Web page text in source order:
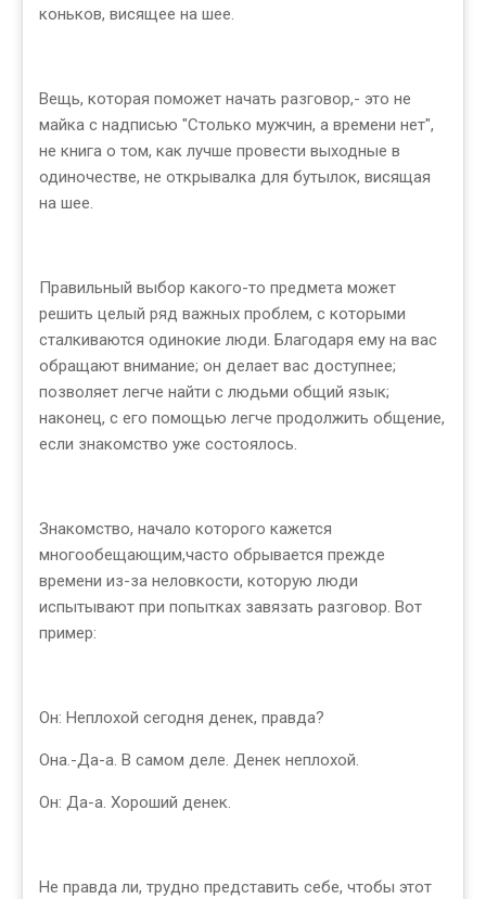
коньков, висящее на шее.
Вещь, которая поможет начать разговор,- это не
майка с надписью "Столько мужчин, а времени нет",
не книга о том, как лучше провести выходные в
одиночестве, не открывалка для бутылок, висящая
на шее.
Правильный выбор какого-то предмета может
решить целый ряд важных проблем, с которыми
сталкиваются одинокие люди. Благодаря ему на вас
обращают внимание; он делает вас доступнее;
позволяет легче найти с людьми общий язык;
наконец, с его помощью легче продолжить общение,
если знакомство уже состоялось.
Знакомство, начало которого кажется
многообещающим,часто обрывается прежде
времени из-за неловкости, которую люди
испытывают при попытках завязать разговор. Вот
пример:
Он: Неплохой сегодня денек, правда?
Она.-Да-а. В самом деле. Денек неплохой.
Он: Да-а. Хороший денек.
Не правда ли, трудно представить себе, чтобы этот